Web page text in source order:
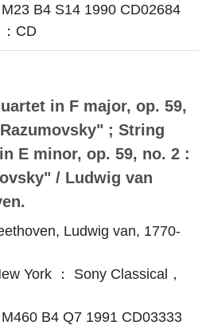
B4 S14 1990 CD02684
CD
in F major, op. 59,
; String
E minor, op. 59, no. 2 :
/ Ludwig van
Ludwig van, 1770-
York ： Sony Classical，
B4 Q7 1991 CD03333